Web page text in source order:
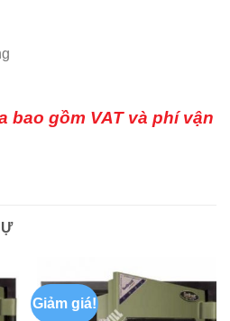
bao gồm VAT và phí vận
Giảm giá!